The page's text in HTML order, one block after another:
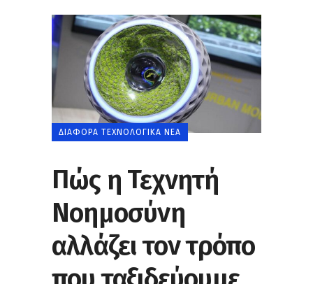
ΔΙΆΦΟΡΑ ΤΕΧΝΟΛΟΓΙΚΆ ΝΈΑ
Πώς η Τεχνητή
Νοημοσύνη
αλλάζει τον τρόπο